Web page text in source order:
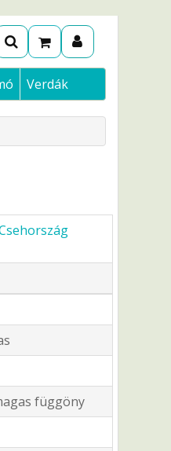
Verdák
függöny